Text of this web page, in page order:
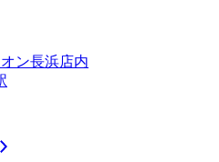
ン長浜店内